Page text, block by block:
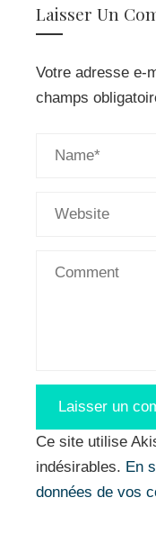
Laisser Un
Votre adresse e-
champs
Ce site utilise
indésirables. En
données de vos